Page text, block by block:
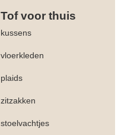
Tof voor thuis
kussens
vloerkleden
plaids
zitzakken
stoelvachtjes